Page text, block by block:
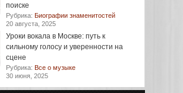
поиске
Рубрика: Биографии знаменитостей
20 августа, 2025
Уроки вокала в Москве: путь к
сильному голосу и уверенности на
сцене
Рубрика: Все о музыке
30 июня, 2025